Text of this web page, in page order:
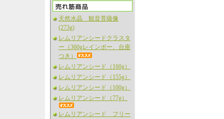
天然水晶 観音菩薩像
(273g)
レムリアンシードクラスタ
ー（360gレインボー、台座
つき）
レムリアンシード（160g）
レムリアンシード（155g）
レムリアンシード（100g）
レムリアンシード（77g）
レムリアンシード フリー